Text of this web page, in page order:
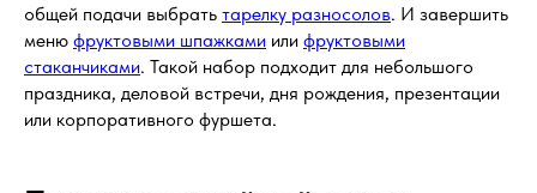
общей подачи выбрать тарелку разносолов. И завершить
меню фруктовыми шпажками или фруктовыми
стаканчиками. Такой набор подходит для небольшого
праздника, деловой встречи, дня рождения, презентации
или корпоративного фуршета.